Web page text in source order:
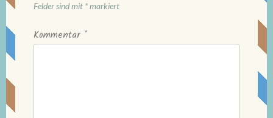
Felder sind mit *markiert
Kommentar *